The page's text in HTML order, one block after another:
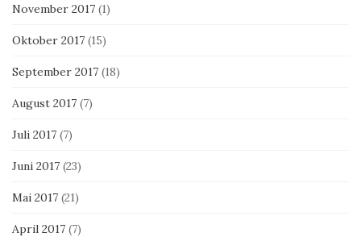
November 2017 (1)
Oktober 2017 (15)
September 2017 (18)
August 2017 (7)
Juli 2017 (7)
Juni 2017 (23)
Mai 2017 (21)
April 2017 (7)